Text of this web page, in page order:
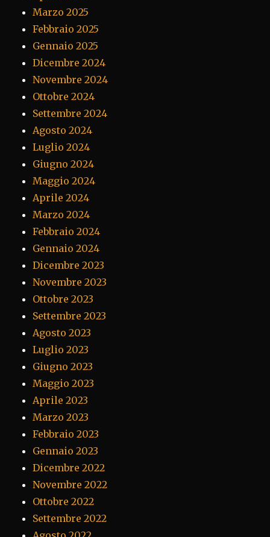
Marzo 2025
Febbraio 2025
Gennaio 2025
Dicembre 2024
Novembre 2024
Ottobre 2024
Settembre 2024
Agosto 2024
Luglio 2024
Giugno 2024
Maggio 2024
Aprile 2024
Marzo 2024
Febbraio 2024
Gennaio 2024
Dicembre 2023
Novembre 2023
Ottobre 2023
Settembre 2023
Agosto 2023
Luglio 2023
Giugno 2023
Maggio 2023
Aprile 2023
Marzo 2023
Febbraio 2023
Gennaio 2023
Dicembre 2022
Novembre 2022
Ottobre 2022
Settembre 2022